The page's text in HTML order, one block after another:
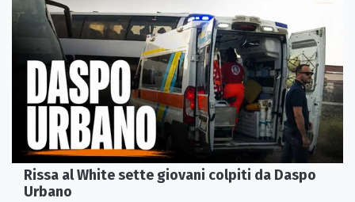
Rissa al White sette giovani colpiti da Daspo
Urbano